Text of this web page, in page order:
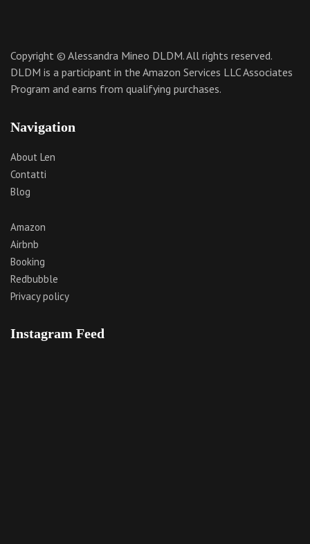
Copyright © Alessandra Mineo DLDM. All rights reserved.
DLDM is a participant in the Amazon Services LLC Associates
Program and earns from qualifying purchases.
Navigation
About Len
Contatti
Blog
Amazon
Airbnb
Booking
Redbubble
Privacy policy
Instagram Feed